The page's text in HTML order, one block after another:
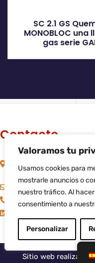
Valoramos tu
Usamos cookies para
mostrarle anuncios o
nuestro tráfico. Al
consentimiento a
Personalizar
SC 2.1 GS
MONOBLOC una
gas serie
Contacto
C/ Riera de Palau, 36 -
08740, Sant Andreu de
Barcelona
info@flamtec.es
+34 937 06 00 52
Sitio web realizado